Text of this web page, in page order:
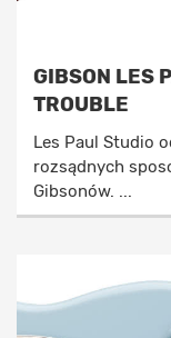
GIBSON LES
TROUBLE
Les Paul Studio
rozsądnych
Gibsonów. ...